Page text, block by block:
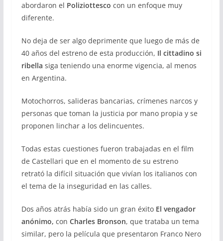
abordaron el Poliziottesco con un enfoque muy
diferente.
No deja de ser algo deprimente que luego de más de
40 años del estreno de esta producción, Il cittadino si
ribella siga teniendo una enorme vigencia, al menos
en Argentina.
Motochorros, salideras bancarias, crímenes narcos y
personas que toman la justicia por mano propia y se
proponen linchar a los delincuentes.
Todas estas cuestiones fueron trabajadas en el film
de Castellari que en el momento de su estreno
retrató la difícil situación que vivían los italianos con
el tema de la inseguridad en las calles.
Dos años atrás había sido un gran éxito El vengador
anónimo, con Charles Bronson, que trataba un tema
similar, pero la película que presentaron Franco Nero